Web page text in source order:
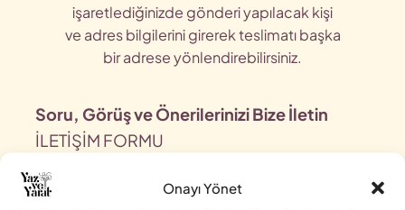
Onayı Yönet
işaretlediğinizde gönderi yapılacak kişi
ve adres bilgilerini girerek teslimatı başka
bir adrese yönlendirebilirsiniz.
Soru, Görüş ve Önerilerinizi Bize İletin
İLETİŞİM FORMU
Adınız